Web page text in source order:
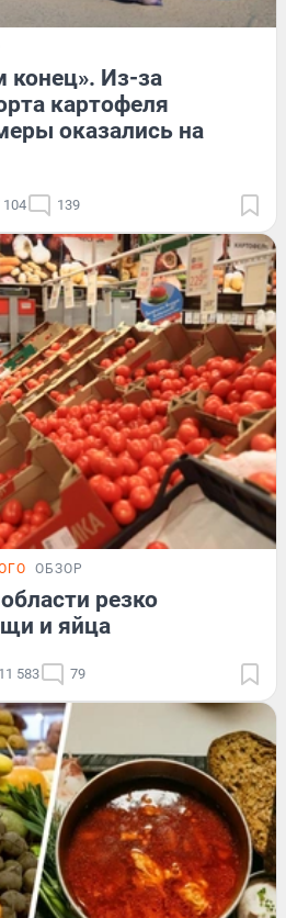
конец». Из-за
картофеля
оказались на
104 139
ОБЗОР
резко
и яйца
11 583 79